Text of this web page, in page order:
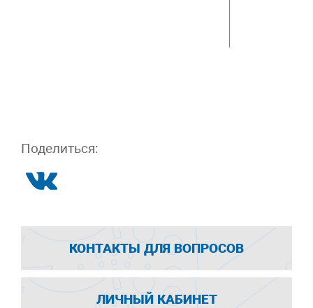
Поделиться:
КОНТАКТЫ ДЛЯ ВОПРОСОВ
ЛИЧНЫЙ КАБИНЕТ